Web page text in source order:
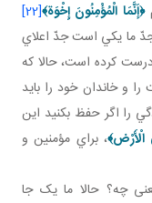
﴿إَنَّمَا الْمُؤْمِنُونَ إِخْوَة﴾[22]
ما يکي است جدّ اعلاي
کرده است، حالا که
و خاندان خود را بايد
را اگر حفظ بکنيد اين
، براي مؤمنين و
چه؟ حالا ما يک جا